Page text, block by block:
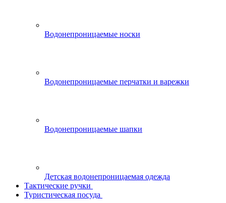
Водонепроницаемые носки
Водонепроницаемые перчатки и варежки
Водонепроницаемые шапки
Детская водонепроницаемая одежда
Тактические ручки
Туристическая посуда